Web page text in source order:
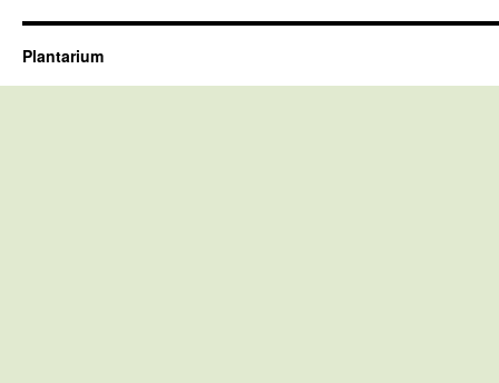
Plantarium